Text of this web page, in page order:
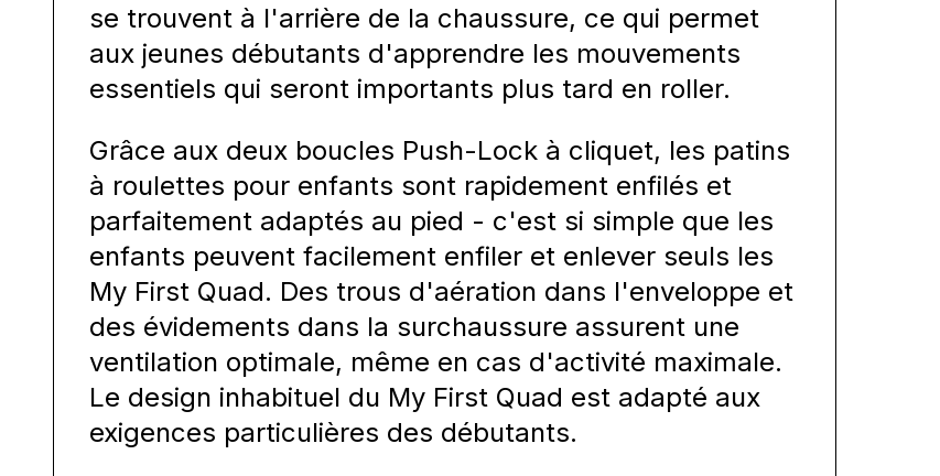
se trouvent à l'arrière de la chaussure, ce qui permet
aux jeunes débutants d'apprendre les mouvements
essentiels qui seront importants plus tard en roller.
Grâce aux deux boucles Push-Lock à cliquet, les patins
à roulettes pour enfants sont rapidement enfilés et
parfaitement adaptés au pied - c'est si simple que les
enfants peuvent facilement enfiler et enlever seuls les
My First Quad. Des trous d'aération dans l'enveloppe et
des évidements dans la surchaussure assurent une
ventilation optimale, même en cas d'activité maximale.
Le design inhabituel du My First Quad est adapté aux
exigences particulières des débutants.